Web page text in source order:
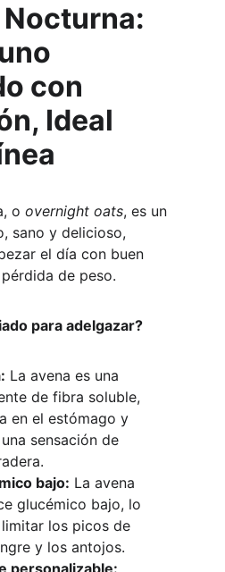
Nocturna:
con
Ideal
o overnight oats, es un
sano y delicioso,
el día con buen
de peso.
para adelgazar?
La avena es una
de fibra soluble,
en el estómago y
sensación de
bajo: La avena
glucémico bajo, lo
los picos de
y los antojos.
personalizable: